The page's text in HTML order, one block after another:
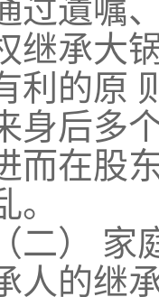
过遺嘱
继承大
利的原
身后多
而在股
。
（二）
人的继